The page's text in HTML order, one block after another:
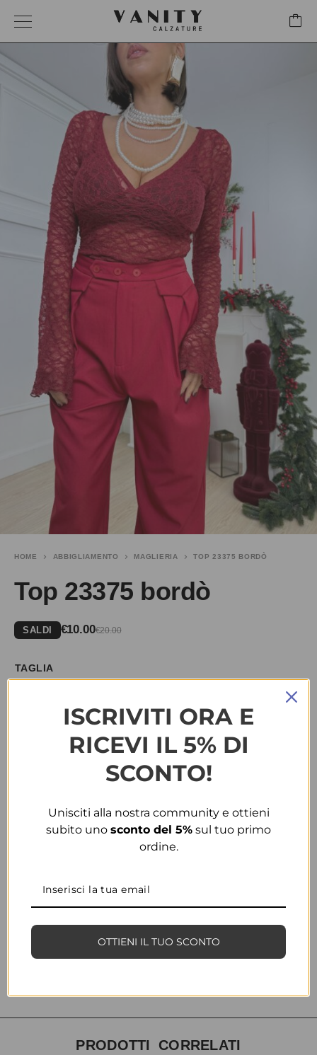
HOME ABBIGLIAMENTO MAGLIERIA TOP 23375 BORDÒ
Top 23375 bordò
SALDI €20.00
€10.00
TAGLIA
AGGIUNGI ALLA WISHLIST CONDIVIDI
INFORMAZIONI AGGIUNTIVE
PRODOTTI CORRELATI
ISCRIVITI ORA E
RICEVI IL 5% DI
SCONTO!
Unisciti alla nostra community e ottieni
subito uno sconto del 5% sul tuo primo
ordine.
OTTIENI IL TUO SCONTO